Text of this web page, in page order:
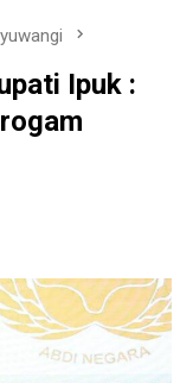
Ipuk :